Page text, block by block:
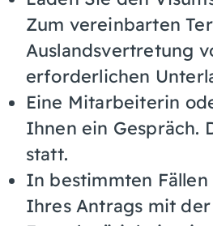
Zum vereinbarten
Auslandsvertretung
erforderlichen
Eine Mitarbeiterin
Ihnen ein Gespräch.
statt.
In bestimmten
Ihres Antrags mit